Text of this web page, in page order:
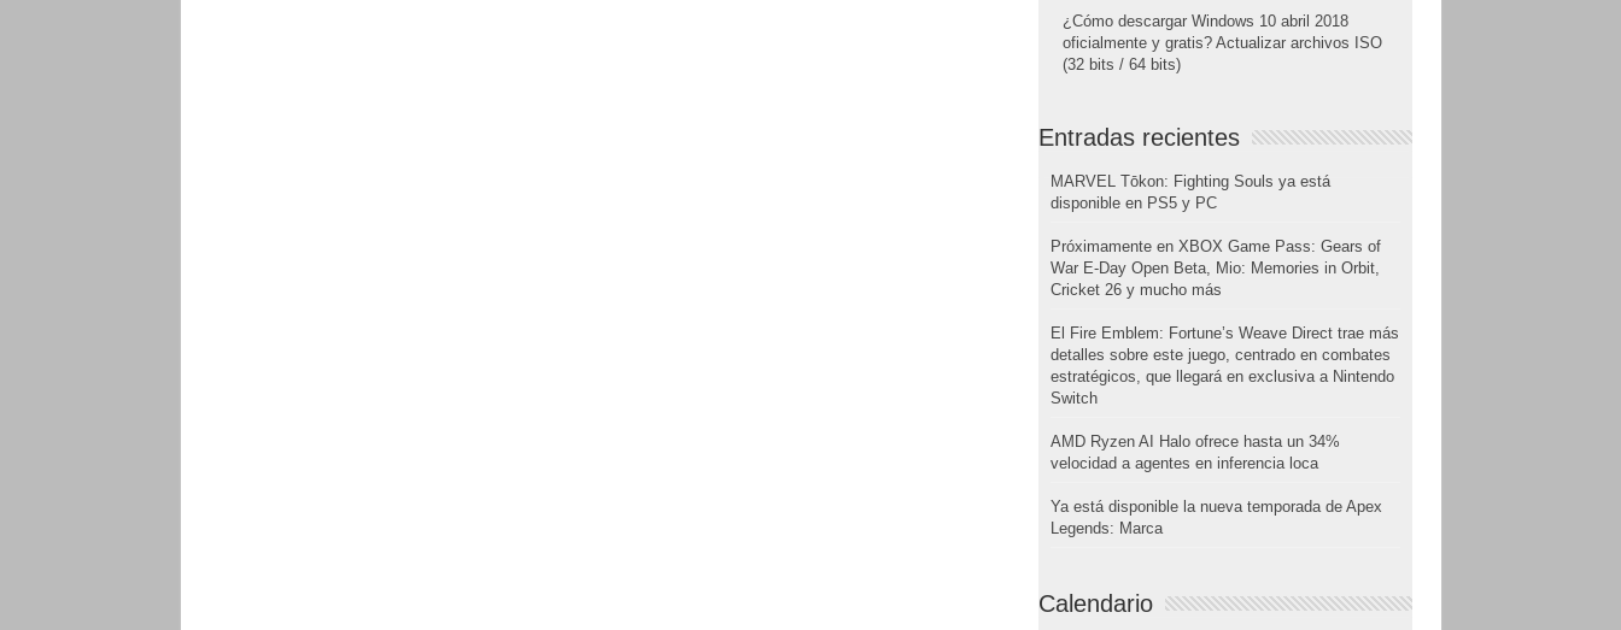
¿Cómo descargar Windows 10 abril 2018
oficialmente y gratis? Actualizar archivos ISO
(32 bits / 64 bits)
Entradas recientes
MARVEL Tōkon: Fighting Souls ya está
disponible en PS5 y PC
Próximamente en XBOX Game Pass: Gears of
War E-Day Open Beta, Mio: Memories in Orbit,
Cricket 26 y mucho más
El Fire Emblem: Fortune’s Weave Direct trae más
detalles sobre este juego, centrado en combates
estratégicos, que llegará en exclusiva a Nintendo
Switch
AMD Ryzen AI Halo ofrece hasta un 34%
velocidad a agentes en inferencia loca
Ya está disponible la nueva temporada de Apex
Legends: Marca
Calendario